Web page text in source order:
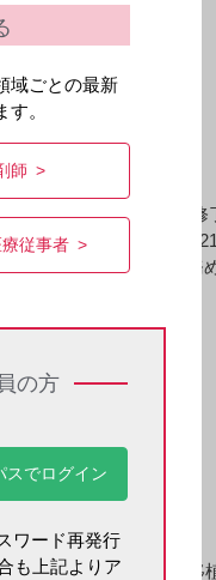
学大学院 博士課程を修
、2012年より現職。
の倫理委員会委員も務め
院で実施している肝移
域ごとの最新
。
師
従事者
の方
ワード再発行
も上記よりア